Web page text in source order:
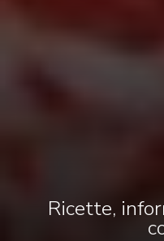
Ricette,